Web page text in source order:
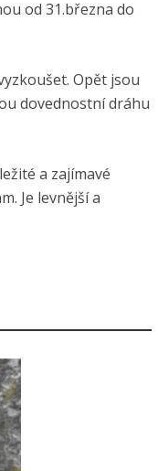
od 31.března do
Opět jsou
dovednostní dráhu
a zajímavé
Je levnější a